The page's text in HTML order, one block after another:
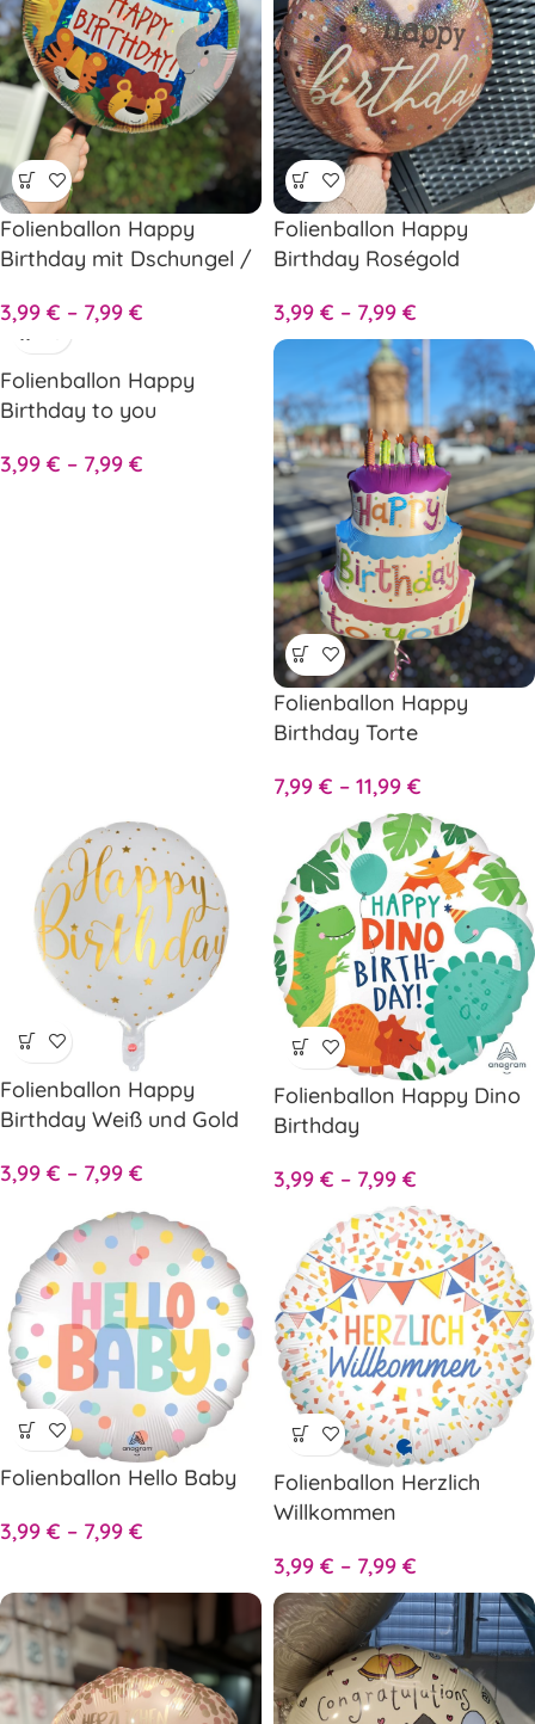
Folienballon Happy
Birthday mit Dschungel /
3,99 € – 7,99 €
Folienballon Happy
Birthday Roségold
3,99 € – 7,99 €
Folienballon Happy
Birthday to you
3,99 € – 7,99 €
Folienballon Happy
Birthday Torte
7,99 € – 11,99 €
Folienballon Happy
Birthday Weiß und Gold
3,99 € – 7,99 €
Folienballon Happy Dino
Birthday
3,99 € – 7,99 €
Folienballon Hello Baby
3,99 € – 7,99 €
Folienballon Herzlich
Willkommen
3,99 € – 7,99 €